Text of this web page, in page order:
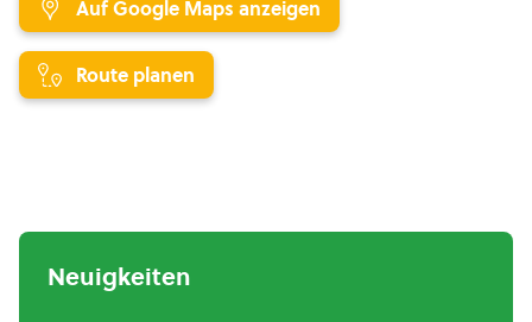
Auf Google Maps anzeigen
Route planen
Neuigkeiten